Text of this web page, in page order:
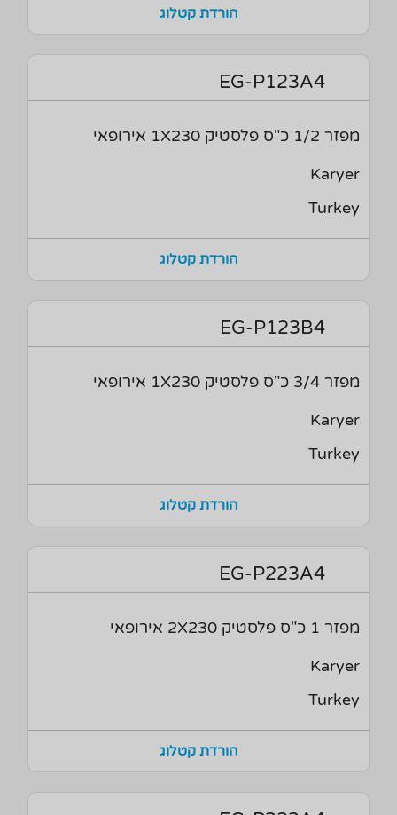
הורדת קטלוג
EG-P123A4
מפזר 1/2 כ"ס פלסטיק 1X230 אירופאי
Karyer
Turkey
הורדת קטלוג
EG-P123B4
מפזר 3/4 כ"ס פלסטיק 1X230 אירופאי
Karyer
Turkey
הורדת קטלוג
EG-P223A4
מפזר 1 כ"ס פלסטיק 2X230 אירופאי
Karyer
Turkey
הורדת קטלוג